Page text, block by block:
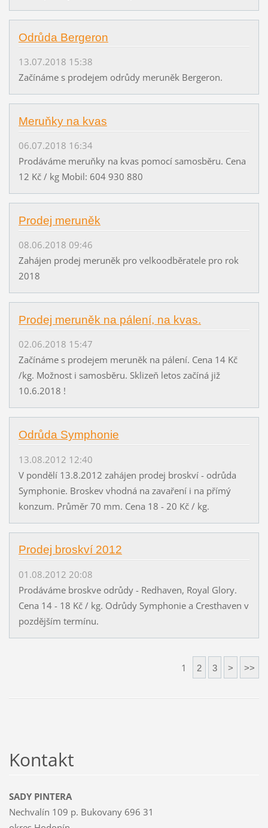
Odrůda Bergeron
13.07.2018 15:38
Začínáme s prodejem odrůdy meruněk Bergeron.
Meruňky na kvas
06.07.2018 16:34
Prodáváme meruňky na kvas pomocí samosběru. Cena
12 Kč / kg Mobil: 604 930 880
Prodej meruněk
08.06.2018 09:46
Zahájen prodej meruněk pro velkoodběratele pro rok
2018
Prodej meruněk na pálení, na kvas.
02.06.2018 15:47
Začínáme s prodejem meruněk na pálení. Cena 14 Kč
/kg. Možnost i samosběru. Sklizeň letos začíná již
10.6.2018 !
Odrůda Symphonie
13.08.2012 12:40
V pondělí 13.8.2012 zahájen prodej broskví - odrůda
Symphonie. Broskev vhodná na zavaření i na přímý
konzum. Průměr 70 mm. Cena 18 - 20 Kč / kg.
Prodej broskví 2012
01.08.2012 20:08
Prodáváme broskve odrůdy - Redhaven, Royal Glory.
Cena 14 - 18 Kč / kg. Odrůdy Symphonie a Cresthaven v
pozdějším termínu.
1 2 3 > >>
Kontakt
SADY PINTERA
Nechvalín 109 p. Bukovany 696 31